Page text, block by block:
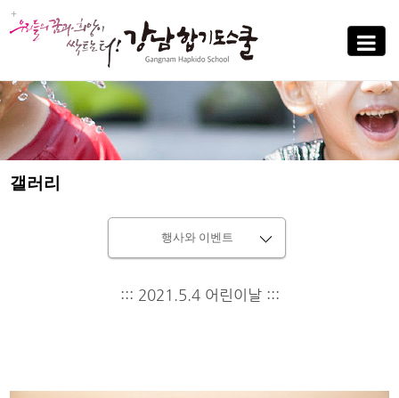
Toggle
Promotion
갤러리
행사와 이벤트
::: 2021.5.4 어린이날 :::